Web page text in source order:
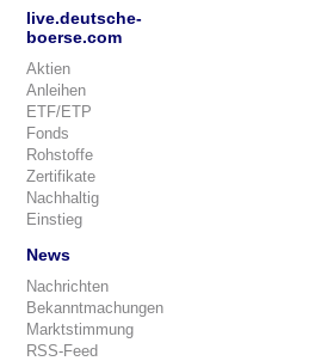
live.deutsche-
boerse.com
Aktien
Anleihen
ETF/ETP
Fonds
Rohstoffe
Zertifikate
Nachhaltig
Einstieg
News
Nachrichten
Bekanntmachungen
Marktstimmung
RSS-Feed